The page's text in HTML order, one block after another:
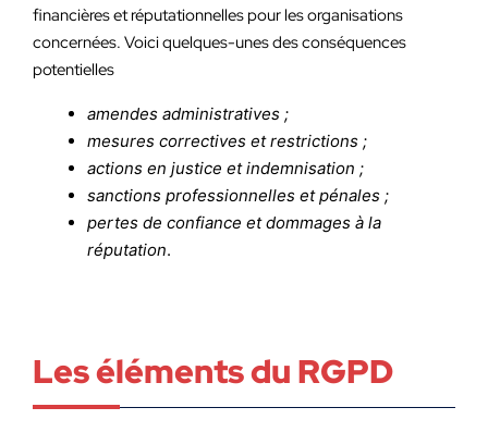
financières et réputationnelles pour les organisations
concernées. Voici quelques-unes des conséquences
potentielles
amendes administratives ;
mesures correctives et restrictions ;
actions en justice et indemnisation ;
sanctions professionnelles et pénales ;
pertes de confiance et dommages à la
réputation.
Les éléments du RGPD